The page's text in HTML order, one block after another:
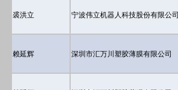
裘洪立 宁波伟立机器人科技股份有限公司
赖延辉 深圳市汇万川塑胶薄膜有限公司